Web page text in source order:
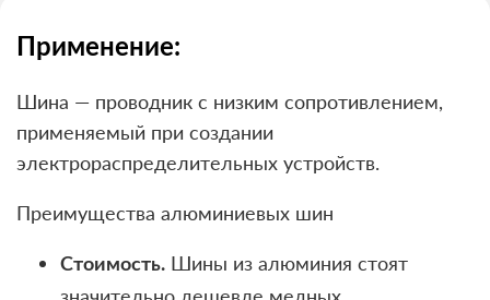
Применение:
Шина — проводник с низким сопротивлением,
применяемый при создании
электрораспределительных устройств.
Преимущества алюминиевых шин
Стоимость. Шины из алюминия стоят